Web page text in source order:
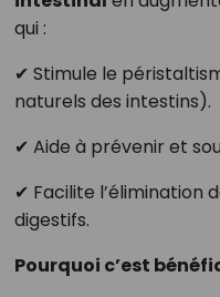
qui :
✔ Stimule le
naturels des intestins).
✔ Aide à prévenir et
✔ Facilite l’élimination
digestifs.
Pourquoi c’est